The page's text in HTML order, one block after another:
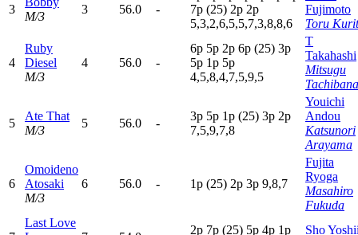
3
M/3
3 56.0 -
7p (25) 2p 2p
5,3,2,6,5,5,7,3,8,8,6
Fujimoto
Toru
4
Ruby
Diesel
M/3
4 56.0 -
6p 5p 2p 6p (25) 3p
5p 1p 5p
4,5,8,4,7,5,9,5
T
Takahashi
Mitsugu
Tachibana
5
Ate That
M/3
5 56.0 -
3p 5p 1p (25) 3p 2p
7,5,9,7,8
Youichi
Andou
Katsunori
Arayama
6
Omoideno
Atosaki
M/3
6 56.0 - 1p (25) 2p 3p 9,8,7
Fujita
Ryoga
Masahiro
Fukuda
Last Love
2p 7p (25) 5p 4p 1p
Sho